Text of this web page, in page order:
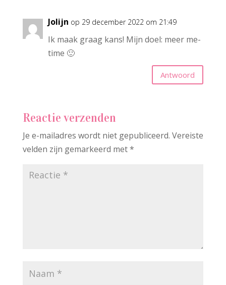
Jolijn op 29 december 2022 om 21:49
Ik maak graag kans! Mijn doel: meer me-
time 🙂
Antwoord
Reactie verzenden
Je e-mailadres wordt niet gepubliceerd. Vereiste
velden zijn gemarkeerd met*